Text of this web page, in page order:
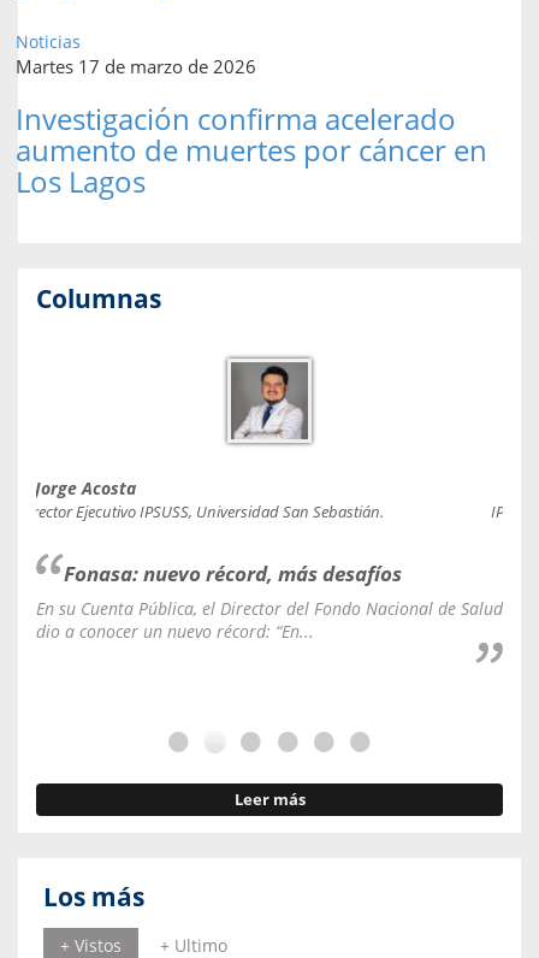
Noticias
Martes 17 de marzo de 2026
Investigación confirma acelerado
aumento de muertes por cáncer en
Los Lagos
Columnas
Jorge Acosta
Director Ejecutivo IPSUSS, Universidad San Sebastián.
Fonasa: nuevo récord, más desafíos
En su Cuenta Pública, el Director del Fondo Nacional de Salud
dio a conocer un nuevo récord: “En...
Leer más
Los más
+ Vistos
+ Ultimo